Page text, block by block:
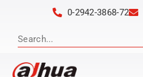
0-2942-3868-72